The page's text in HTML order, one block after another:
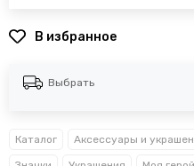
В избранное
Выбрать
Каталог